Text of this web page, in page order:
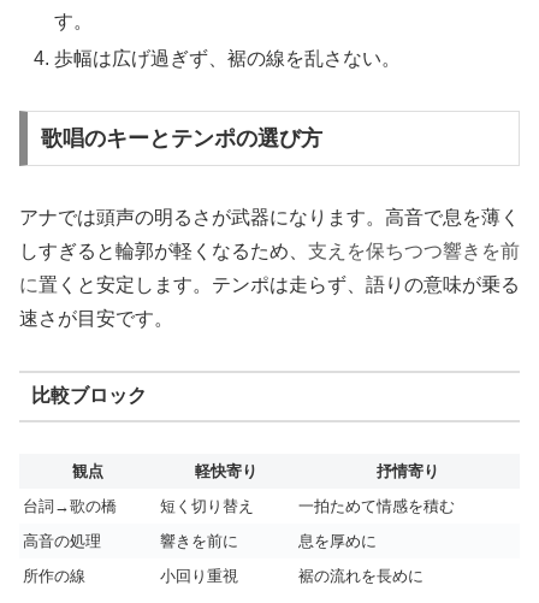
す。
歩幅は広げ過ぎず、裾の線を乱さない。
歌唱のキーとテンポの選び方
アナでは頭声の明るさが武器になります。高音で息を薄く
しすぎると輪郭が軽くなるため、 支えを保ちつつ響きを前
に置くと安定します。テンポは走らず、語りの意味が乗る
速さが目安です。
比較ブロック
観点 軽快寄り
抒情寄り
台詞→歌の橋
短く切り替え
一拍ためて情感を積む
高音の処理
響きを前に
息を厚めに
所作の線
小回り重視 裾の流れを長めに